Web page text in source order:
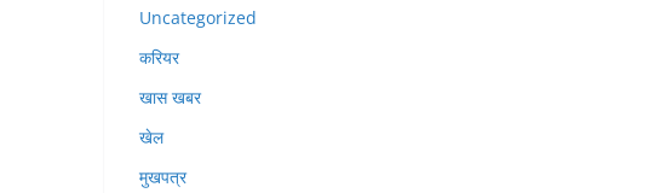
Uncategorized
करियर
खास खबर
खेल
मुखपत्र